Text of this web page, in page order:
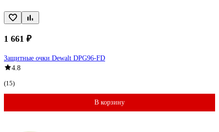
1 661 ₽
Защитные очки Dewalt DPG96-FD
4.8
(15)
В корзину